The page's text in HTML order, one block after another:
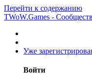
Перейти к содержанию
TWoW.Games -
Уже
Войти